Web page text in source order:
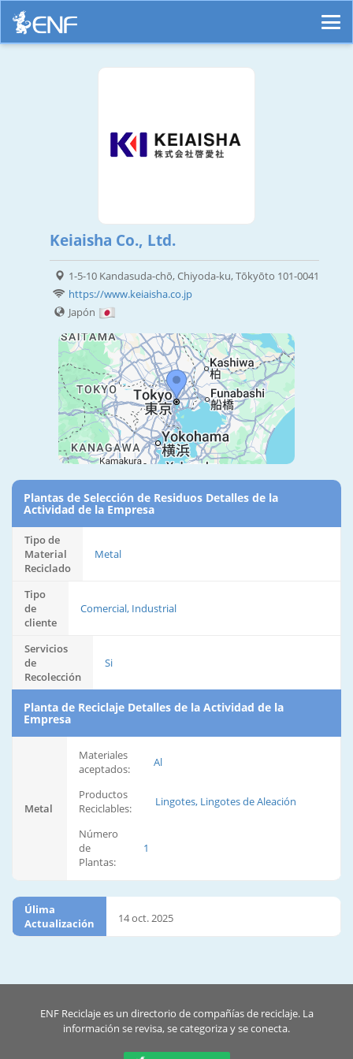
Keiaisha Co., Ltd.
1-5-10 Kandasuda-chō, Chiyoda-ku, Tōkyōto 101-0041
https://www.keiaisha.co.jp
Japón
Plantas de Selección de Residuos Detalles de la
Actividad de la Empresa
Tipo de
Material
Reciclado
Metal
Tipo
de
cliente
Comercial, Industrial
Servicios
de
Recolección
Si
Planta de Reciclaje Detalles de la Actividad de la
Empresa
Metal
Materiales
aceptados:
Al
Productos
Reciclables:
Lingotes, Lingotes de Aleación
Número
de
Plantas:
1
Úlima
Actualización
14 oct. 2025
ENF Reciclaje es un directorio de compañías de reciclaje. La
información se revisa, se categoriza y se conecta.